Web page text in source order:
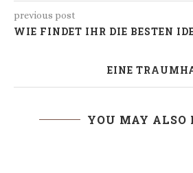
previous post
WIE FINDET IHR DIE BESTEN
EINE
YOU MAY ALSO